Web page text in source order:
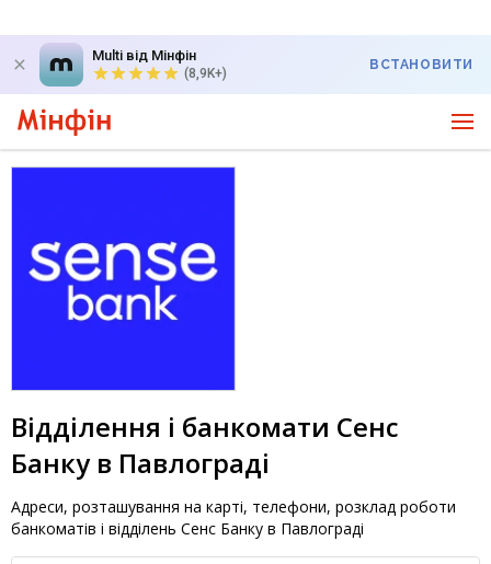
Multi від Мінфін
(8,9K+)
ВСТАНОВИТИ
Відділення і банкомати Сенс
Банку в Павлограді
Адреси, розташування на карті, телефони, розклад роботи
банкоматів і відділень Сенс Банку в Павлограді